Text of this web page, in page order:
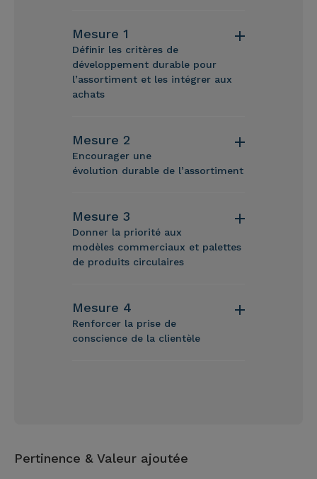
Mesure 1
Définir les critères de
développement durable pour
l’assortiment et les intégrer aux
achats
Mesure 2
Encourager une
évolution durable de l’assortiment
Mesure 3
Donner la priorité aux
modèles commerciaux et palettes
de produits circulaires
Mesure 4
Renforcer la prise de
conscience de la clientèle
Pertinence & Valeur ajoutée